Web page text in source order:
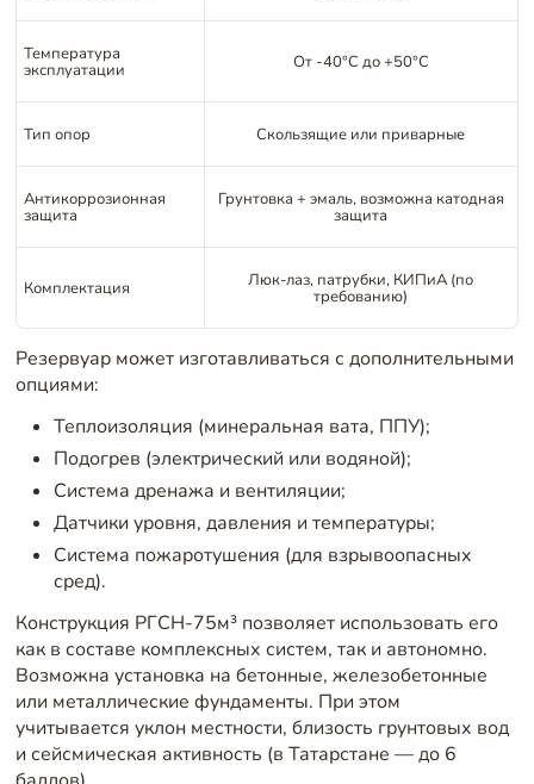
Температура
эксплуатации От -40°C до +50°C
Тип опор Скользящие или приварные
Антикоррозионная
защита
Грунтовка + эмаль, возможна катодная
защита
Комплектация Люк-лаз, патрубки, КИПиА (по
требованию)
Резервуар может изготавливаться с дополнительными
опциями:
Теплоизоляция (минеральная вата, ППУ);
Подогрев (электрический или водяной);
Система дренажа и вентиляции;
Датчики уровня, давления и температуры;
Система пожаротушения (для взрывоопасных
сред).
Конструкция РГСН-75м³ позволяет использовать его
как в составе комплексных систем, так и автономно.
Возможна установка на бетонные, железобетонные
или металлические фундаменты. При этом
учитывается уклон местности, близость грунтовых вод
и сейсмическая активность (в Татарстане — до 6